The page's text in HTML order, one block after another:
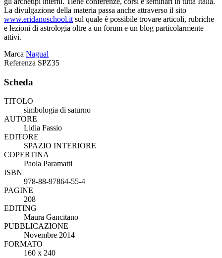
La divulgazione della materia passa anche attraverso il sito
www.eridanoschool.it sul quale è possibile trovare articoli, rubriche
e lezioni di astrologia oltre a un forum e un blog particolarmente
attivi.
Marca Nagual
Referenza SPZ35
Scheda
TITOLO
simbologia di saturno
AUTORE
Lidia Fassio
EDITORE
SPAZIO INTERIORE
COPERTINA
Paola Paramatti
ISBN
978-88-97864-55-4
PAGINE
208
EDITING
Maura Gancitano
PUBBLICAZIONE
Novembre 2014
FORMATO
160 x 240